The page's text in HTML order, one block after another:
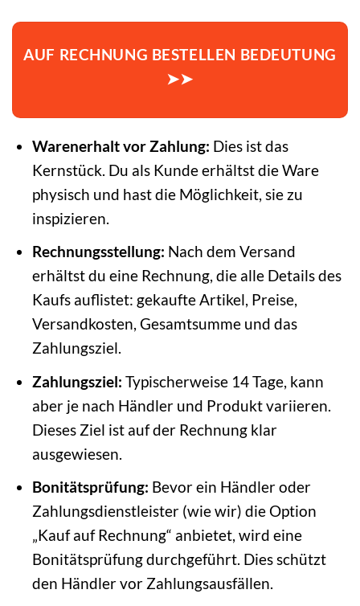
AUF RECHNUNG BESTELLEN BEDEUTUNG
➤➤
Warenerhalt vor Zahlung: Dies ist das
Kernstück. Du als Kunde erhältst die Ware
physisch und hast die Möglichkeit, sie zu
inspizieren.
Rechnungsstellung: Nach dem Versand
erhältst du eine Rechnung, die alle Details des
Kaufs auflistet: gekaufte Artikel, Preise,
Versandkosten, Gesamtsumme und das
Zahlungsziel.
Zahlungsziel: Typischerweise 14 Tage, kann
aber je nach Händler und Produkt variieren.
Dieses Ziel ist auf der Rechnung klar
ausgewiesen.
Bonitätsprüfung: Bevor ein Händler oder
Zahlungsdienstleister (wie wir) die Option
„Kauf auf Rechnung“ anbietet, wird eine
Bonitätsprüfung durchgeführt. Dies schützt
den Händler vor Zahlungsausfällen.